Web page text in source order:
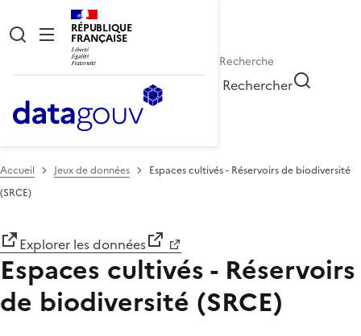
RÉPUBLIQUE
FRANÇAISE
Rechercher
Accueil Jeux de données
Espaces cultivés - Réservoirs de biodiversité
(SRCE)
Explorer les données
Espaces cultivés - Réservoirs
de biodiversité (SRCE)